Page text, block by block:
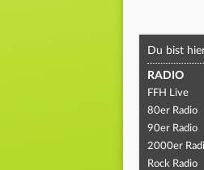
Du bist
RADIO
FFH Live
80er Radio
90er Radio
2000er
Rock Radio